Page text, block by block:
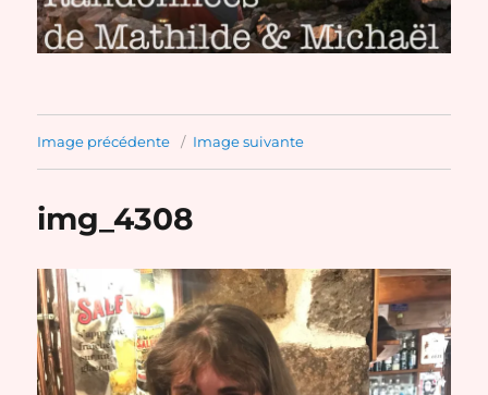
Image précédente Image suivante
img_4308